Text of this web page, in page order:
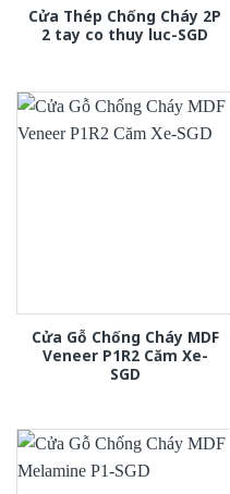
Cửa Thép Chống Cháy 2P
2 tay co thuy luc-SGD
Cửa Gỗ Chống Cháy MDF
Veneer P1R2 Căm Xe-
SGD